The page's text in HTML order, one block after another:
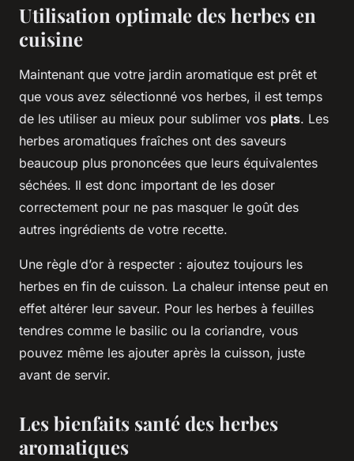
Utilisation optimale des herbes en
cuisine
Maintenant que votre jardin aromatique est prêt et
que vous avez sélectionné vos herbes, il est temps
de les utiliser au mieux pour sublimer vos plats. Les
herbes aromatiques fraîches ont des saveurs
beaucoup plus prononcées que leurs équivalentes
séchées. Il est donc important de les doser
correctement pour ne pas masquer le goût des
autres ingrédients de votre recette.
Une règle d’or à respecter : ajoutez toujours les
herbes en fin de cuisson. La chaleur intense peut en
effet altérer leur saveur. Pour les herbes à feuilles
tendres comme le basilic ou la coriandre, vous
pouvez même les ajouter après la cuisson, juste
avant de servir.
Les bienfaits santé des herbes
aromatiques